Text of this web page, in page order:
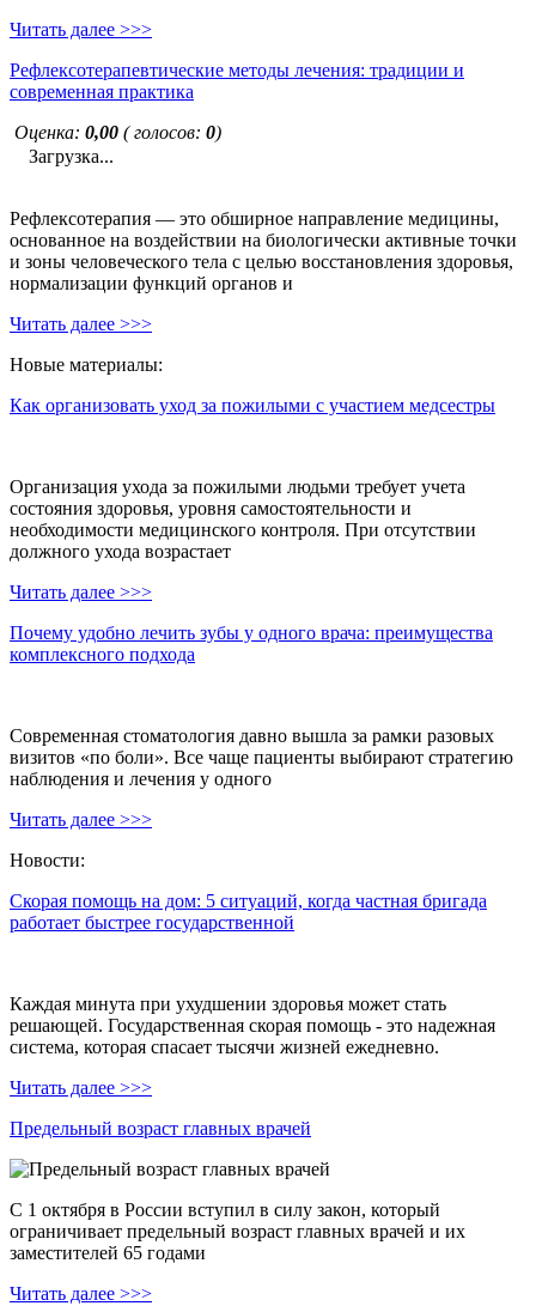
Читать далее >>>
Рефлексотерапевтические методы лечения: традиции и
современная практика
Оценка: 0,00 ( голосов: 0)
Загрузка...
Рефлексотерапия — это обширное направление медицины,
основанное на воздействии на биологически активные точки
и зоны человеческого тела с целью восстановления здоровья,
нормализации функций органов и
Читать далее >>>
Новые материалы:
Как организовать уход за пожилыми с участием медсестры
Организация ухода за пожилыми людьми требует учета
состояния здоровья, уровня самостоятельности и
необходимости медицинского контроля. При отсутствии
должного ухода возрастает
Читать далее >>>
Почему удобно лечить зубы у одного врача: преимущества
комплексного подхода
Современная стоматология давно вышла за рамки разовых
визитов «по боли». Все чаще пациенты выбирают стратегию
наблюдения и лечения у одного
Читать далее >>>
Новости:
Скорая помощь на дом: 5 ситуаций, когда частная бригада
работает быстрее государственной
Каждая минута при ухудшении здоровья может стать
решающей. Государственная скорая помощь - это надежная
система, которая спасает тысячи жизней ежедневно.
Читать далее >>>
Предельный возраст главных врачей
С 1 октября в России вступил в силу закон, который
ограничивает предельный возраст главных врачей и их
заместителей 65 годами
Читать далее >>>